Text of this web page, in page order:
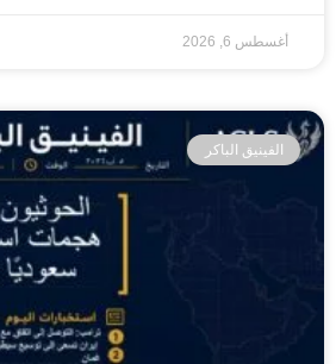
أغسطس 6, 2026
الفينيق الباكر